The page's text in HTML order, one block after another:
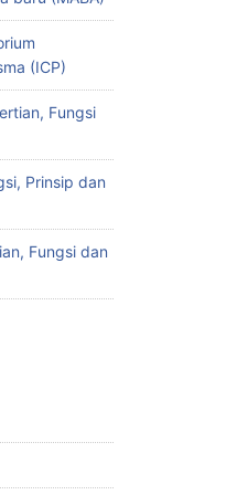
(ICP)
Fungsi
Prinsip dan
Fungsi dan